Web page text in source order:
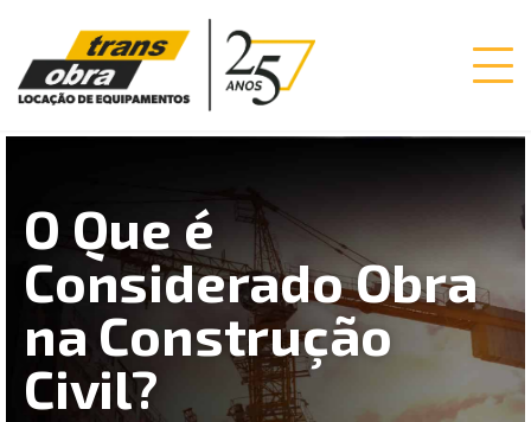
O Que é
Considerado Obra
na Construção
Civil?